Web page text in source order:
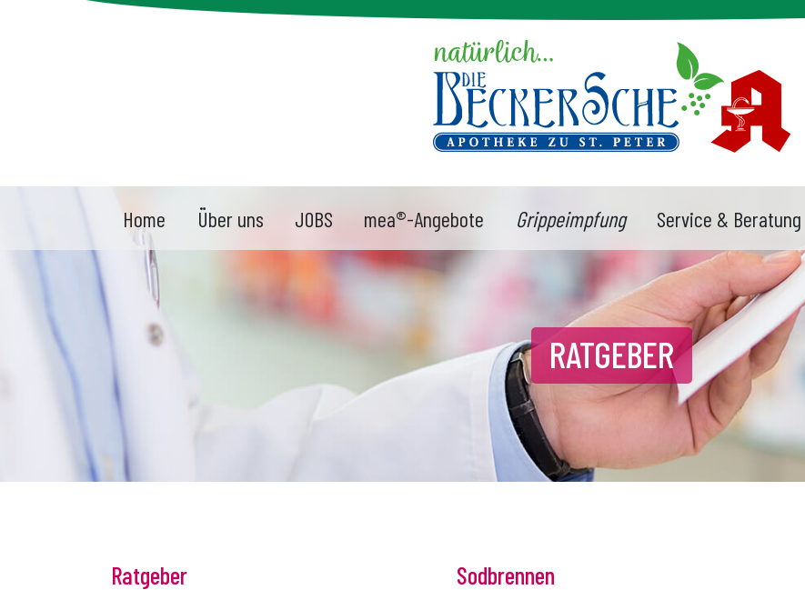
Home Über uns JOBS mea®-Angebote Grippeimpfung Service & Beratung
RATGEBER
Ratgeber Sodbrennen